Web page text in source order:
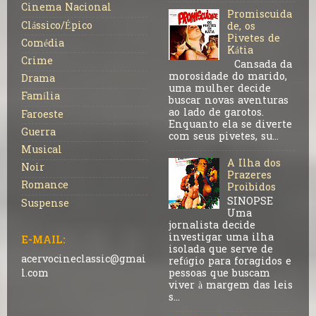
Cinema Nacional
Clássico/Épico
Comédia
Crime
Drama
Família
Faroeste
Guerra
Musical
Noir
Romance
Suspense
E-MAIL:
acervocineclassic@gmai
l.com
Promiscuida
de, os
Pivetes de
Kátia
Cansada da
morosidade do marido,
uma mulher decide
buscar novas aventuras
ao lado de garotos.
Enquanto ela se diverte
com seus pivetes, su...
A Ilha dos
Prazeres
Proibidos
SINOPSE
Uma
jornalista decide
investigar uma ilha
isolada que serve de
refúgio para foragidos e
pessoas que buscam
viver à margem das leis
s...